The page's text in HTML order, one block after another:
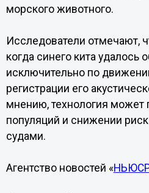
морского животного.
Исследователи отмечают,
когда синего кита удалось
исключительно по
регистрации его
мнению, технология может
популяций и снижении
судами.
Агентство новостей «